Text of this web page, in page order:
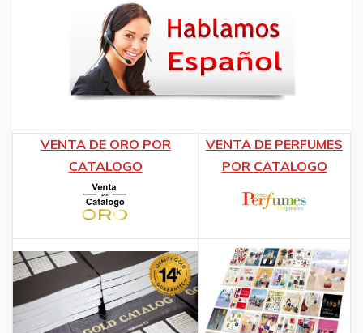
VENTA DE ORO POR
CATALOGO
VENTA DE PERFUMES
POR CATALOGO